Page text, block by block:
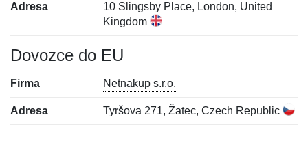
Adresa
10 Slingsby Place, London, United
Kingdom
Dovozce do EU
Firma Netnakup s.r.o.
Adresa Tyršova 271, Žatec, Czech Republic